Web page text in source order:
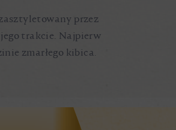
przez
trakcie. Najpierw
zmarłego kibica.